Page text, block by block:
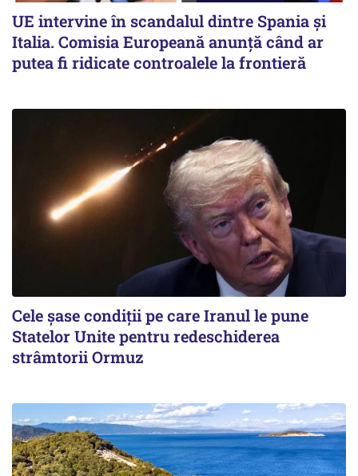
UE intervine în scandalul dintre Spania și
Italia. Comisia Europeană anunță când ar
putea fi ridicate controalele la frontieră
Cele șase condiții pe care Iranul le pune
Statelor Unite pentru redeschiderea
strâmtorii Ormuz